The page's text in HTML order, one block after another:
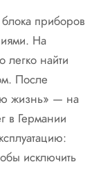
приборов
На
легко найти
После
жизнь» — на
в Германии
исключить